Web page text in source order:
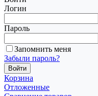
Логин
Пароль
Запомнить меня
Забыли пароль?
Корзина
Отложенные